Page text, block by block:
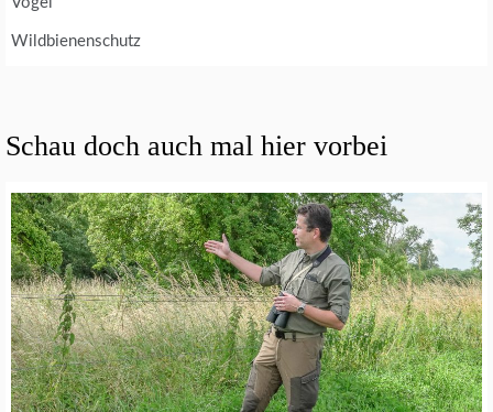
Wildbienenschutz
Schau doch auch mal hier vorbei